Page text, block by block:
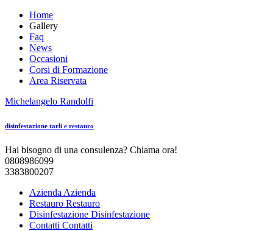
Home
Gallery
Faq
News
Occasioni
Corsi di Formazione
Area Riservata
Michelangelo Randolfi
disinfestazione tarli e restauro
Hai bisogno di una consulenza? Chiama ora!
0808986099
3383800207
Azienda Azienda
Restauro Restauro
Disinfestazione Disinfestazione
Contatti Contatti